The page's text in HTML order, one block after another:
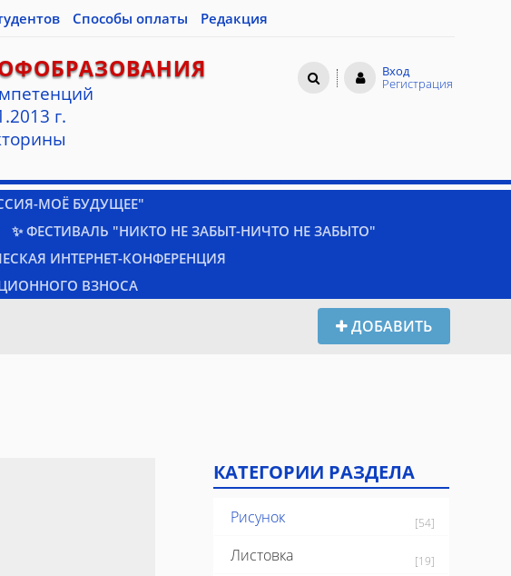
Способы оплаты Редакция
г.
Вход
Регистрация
МОЁ БУДУЩЕЕ"
✨ ФЕСТИВАЛЬ "НИКТО НЕ ЗАБЫТ-НИЧТО НЕ ЗАБЫТО"
ИНТЕРНЕТ-КОНФЕРЕНЦИЯ
ВЗНОСА
ДОБАВИТЬ
КАТЕГОРИИ РАЗДЕЛА
Рисунок [54]
Листовка [19]